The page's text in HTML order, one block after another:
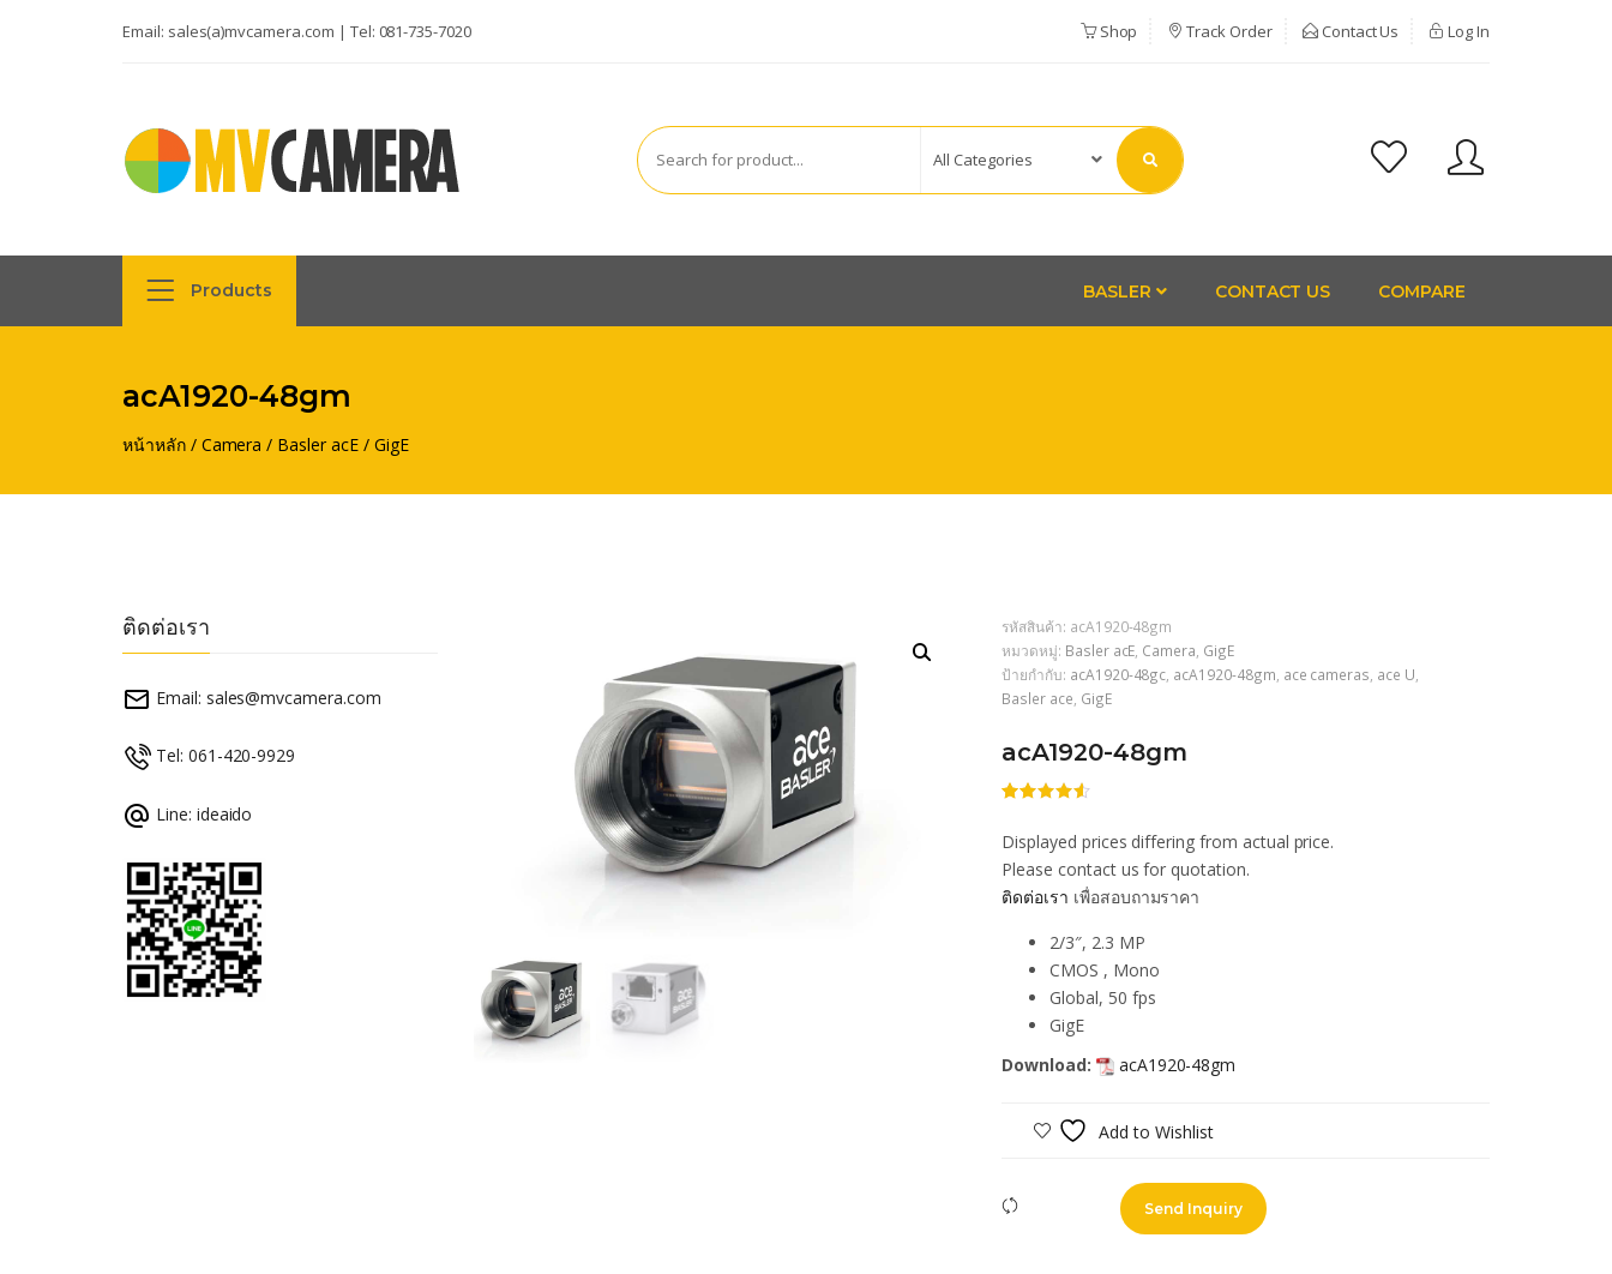
Email: sales(a)mvcamera.com | Tel: 081-735-7020 Shop Track Order Contact Us Log In
Products BASLER CONTACT US COMPARE
acA1920-48gm
หน้าหลัก/ Camera / Basler acE/ GigE
ติดต่อเรา
Email: sales@mvcamera.com
Tel: 061-420-9929
Line: ideaido
รหัสสินค้า: acA1920-48gm
หมวดหมู่: Basler acE Camera GigE
ป้ายกำกับ: acA1920-48gc acA1920-48gm ace cameras ace U
Basler ace GigE
acA1920-48gm
คะแนน
4.47จาก
5 คะแนน
การให้
ของลูกค้า
Displayed prices differing from actual price.
Please contact us for quotation.
ติดต่อเรา เพื่อสอบถามราคา
2/3″, 2.3 MP
CMOS , Mono
Global, 50 fps
GigE
Download:
acA1920-48gm
Add to Wishlist
Send Inquiry